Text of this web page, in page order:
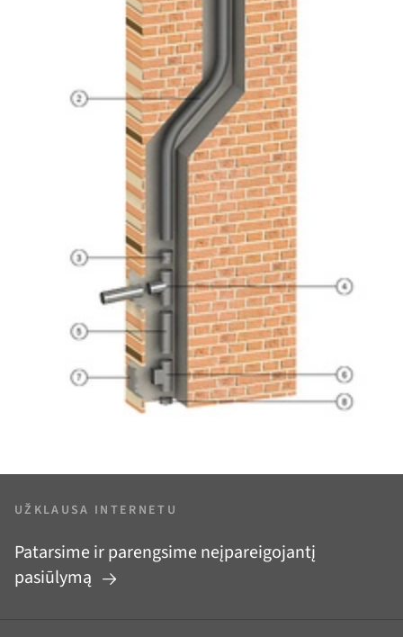
UŽKLAUSA INTERNETU
Patarsime ir parengsime neįpareigojantį
pasiūlymą